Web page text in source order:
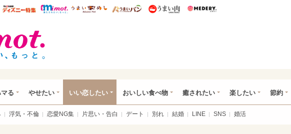
研
ハピママ* ウレぴあ総研 ディズニー特集
mimot. うまいめし うまいパン うまい肉
る やせたい いい恋したい おいしい食べ物 癒されたい 楽したい 節約
浮気・不倫 恋愛NG集 片思い・告白 デート 別れ 結婚 LINE SNS 婚活